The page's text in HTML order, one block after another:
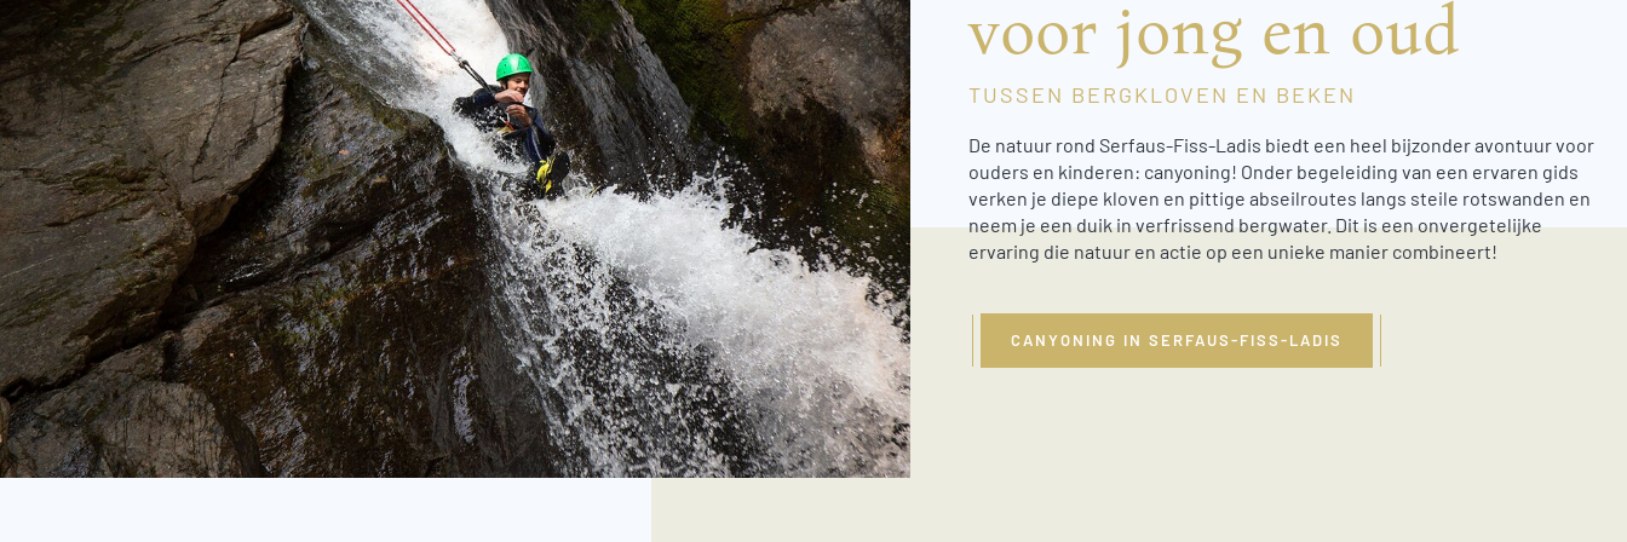
voor jong en oud
TUSSEN BERGKLOVEN EN BEKEN
De natuur rond Serfaus-Fiss-Ladis biedt een heel bijzonder avontuur voor
ouders en kinderen: canyoning! Onder begeleiding van een ervaren gids
verken je diepe kloven en pittige abseilroutes langs steile rotswanden en
neem je een duik in verfrissend bergwater. Dit is een onvergetelijke
ervaring die natuur en actie op een unieke manier combineert!
CANYONING IN SERFAUS-FISS-LADIS